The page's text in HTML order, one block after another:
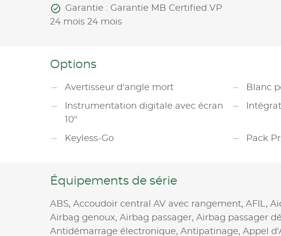
Garantie : Garantie MB Certified VP
24 mois 24 mois
Options
Avertisseur d'angle mort Blanc
Instrumentation digitale avec écran
10"
Keyless-Go Pack
Équipements de série
ABS, Accoudoir central AV avec rangement, AFIL,
Airbag genoux, Airbag passager, Airbag passager
Antidémarrage électronique, Antipatinage, Appel